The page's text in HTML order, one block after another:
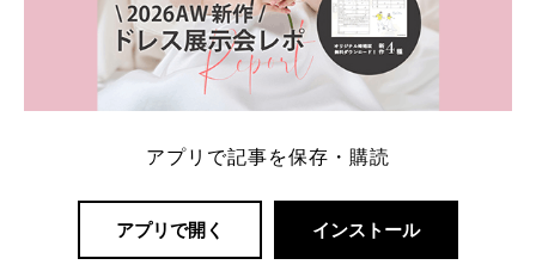
アプリで記事を保存・購読
アプリで開く インストール